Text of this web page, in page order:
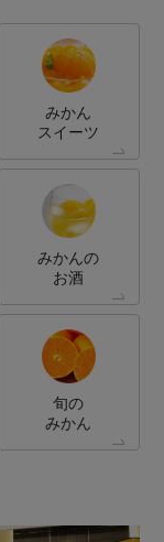
みかん
スイーツ
みかんの
お酒
旬の
みかん